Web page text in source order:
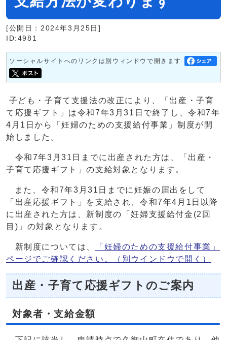
[公開日：2024年3月25日]
ID:4981
ソーシャルサイトへのリンクは別ウィンドウで開きます
子ども・子育て支援法の改正により、「出産・子育
て応援ギフト」は令和7年3月31日で終了し、令和7年
4月1日から「妊婦のための支援給付事業」制度が開
始しました。
令和7年3月31日までに出産された方は、「出産・
子育て応援ギフト」の支給対象となります。
また、令和7年3月31日までに妊娠の届出をして
「出産応援ギフト」を支給され、令和7年4月1日以降
に出産された方は、新制度の「妊婦支援給付金(2回
目)」の対象となります。
新制度については、
「妊婦のための支援給付事業」
ページでご確認ください。
（別ウインドウで開く）
出産・子育て応援ギフトのご案内
対象者・支給金額